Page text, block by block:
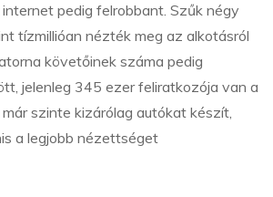
pedig felrobbant. Szűk négy
tízmillióan nézték meg az alkotásról
követőinek száma pedig
jelenleg 345 ezer feliratkozója van a
szinte kizárólag autókat készít,
a legjobb nézettséget